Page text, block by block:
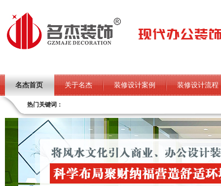
名杰首页 关于名杰 装修设计案例 装修设计流程
热门关键词：